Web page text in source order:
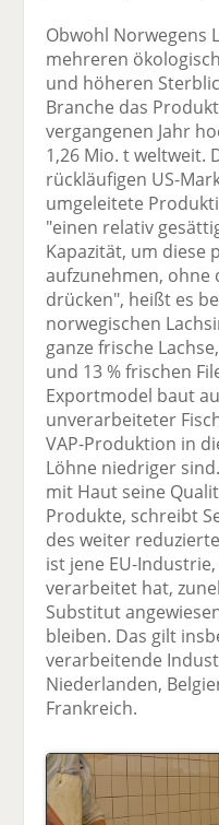
Obwohl Norwegens
mehreren
und höheren
Branche das
vergangenen Jahr
1,26 Mio. t weltweit.
rückläufigen US-
umgeleitete
"einen relativ
Kapazität, um diese
aufzunehmen, ohne
drücken", heißt es
norwegischen
ganze frische
und 13 % frischen
Exportmodel baut
unverarbeiteter
VAP-Produktion in
Löhne niedriger
mit Haut seine
Produkte, schreibt
des weiter
ist jene EU-
verarbeitet hat,
Substitut
bleiben. Das gilt
verarbeitende
Niederlanden,
Frankreich.